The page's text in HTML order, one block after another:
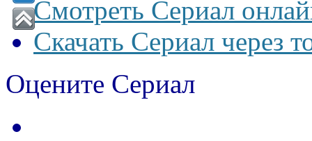
Смотреть Сериал
Скачать Сериал через
Оцените Сериал